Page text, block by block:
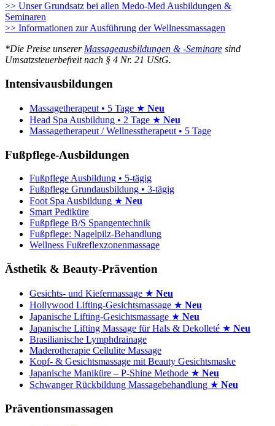
>> Unser Grundsatz bei allen Medo-Med Ausbildungen &
Seminaren
>> Informationen zur Ausführung der Wellnessmassagen
*Die Preise unsererMassageausbildungen & -Seminare sind
Umsatzsteuerbefreit nach § 4 Nr. 21 UStG.
Intensivausbildungen
Massagetherapeut • 5 Tage ★ Neu
Head Spa Ausbildung • 2 Tage ★ Neu
Massagetherapeut / Wellnesstherapeut • 5 Tage
Fußpflege-Ausbildungen
Fußpflege Ausbildung • 5-tägig
Fußpflege Grundausbildung • 3-tägig
Foot Spa Ausbildung ★ Neu
Smart Pediküre
Fußpflege B/S Spangentechnik
Fußpflege: Nagelpilz-Behandlung
Wellness Fußreflexzonenmassage
Ästhetik & Beauty-Prävention
Gesichts- und Kiefermassage ★ Neu
Hollywood Lifting-Gesichtsmassage ★ Neu
Japanische Lifting-Gesichtsmassage ★ Neu
Japanische Lifting Massage für Hals & Dekolleté ★ Neu
Brasilianische Lymphdrainage
Maderotherapie Cellulite Massage
Kopf- & Gesichtsmassage mit Beauty Gesichtsmaske
Japanische Maniküre – P-Shine Methode ★ Neu
Schwanger Rückbildung Massagebehandlung ★ Neu
Präventionsmassagen